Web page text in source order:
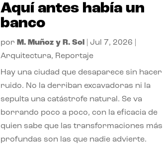
Aquí antes había un
banco
por M. Muñoz y R. Sol Jul 7, 2026
Arquitectura, Reportaje
Hay una ciudad que desaparece sin hacer
ruido. No la derriban excavadoras ni la
sepulta una catástrofe natural. Se va
borrando poco a poco, con la eficacia de
quien sabe que las transformaciones más
profundas son las que nadie advierte.